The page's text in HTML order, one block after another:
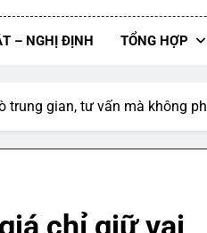
– NGHỊ ĐỊNH TỔNG HỢP
gian, tư vấn mà không
chỉ giữ vai